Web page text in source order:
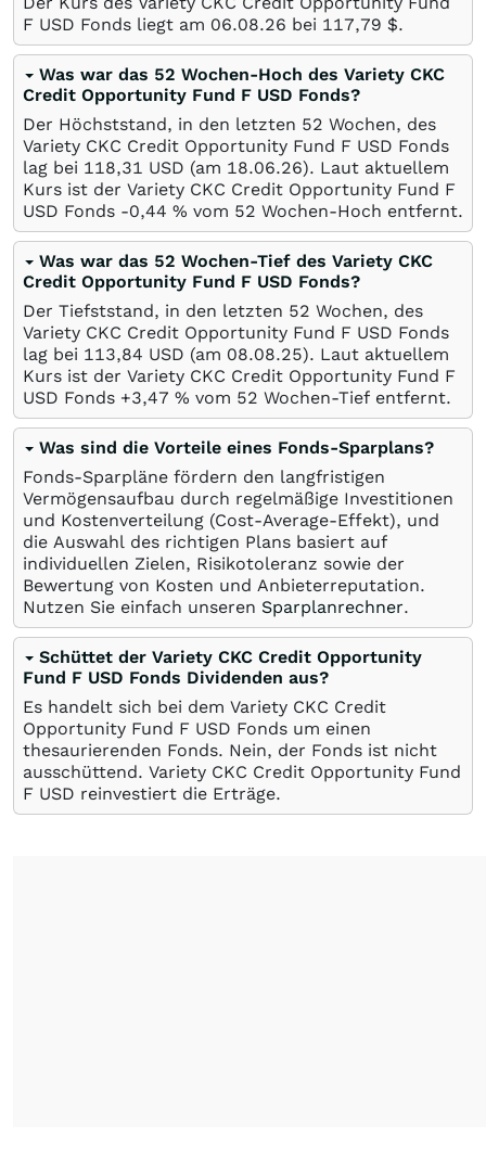
F USD Fonds liegt am 06.08.26 bei 117,79 $.
Was war das 52 Wochen-Hoch des Variety CKC
Credit Opportunity Fund F USD Fonds?
Der Höchststand, in den letzten 52 Wochen, des
Variety CKC Credit Opportunity Fund F USD Fonds
lag bei 118,31 USD (am 18.06.26). Laut aktuellem
Kurs ist der Variety CKC Credit Opportunity Fund F
USD Fonds -0,44 % vom 52 Wochen-Hoch entfernt.
Was war das 52 Wochen-Tief des Variety CKC
Credit Opportunity Fund F USD Fonds?
Der Tiefststand, in den letzten 52 Wochen, des
Variety CKC Credit Opportunity Fund F USD Fonds
lag bei 113,84 USD (am 08.08.25). Laut aktuellem
Kurs ist der Variety CKC Credit Opportunity Fund F
USD Fonds +3,47 % vom 52 Wochen-Tief entfernt.
Was sind die Vorteile eines Fonds-Sparplans?
Fonds-Sparpläne fördern den langfristigen
Vermögensaufbau durch regelmäßige Investitionen
und Kostenverteilung (Cost-Average-Effekt), und
die Auswahl des richtigen Plans basiert auf
individuellen Zielen, Risikotoleranz sowie der
Bewertung von Kosten und Anbieterreputation.
Nutzen Sie einfach unseren Sparplanrechner.
Schüttet der Variety CKC Credit Opportunity
Fund F USD Fonds Dividenden aus?
Es handelt sich bei dem Variety CKC Credit
Opportunity Fund F USD Fonds um einen
thesaurierenden Fonds. Nein, der Fonds ist nicht
ausschüttend. Variety CKC Credit Opportunity Fund
F USD reinvestiert die Erträge.